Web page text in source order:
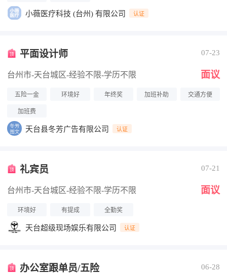
小薇医疗科技 (台州) 有限公司 认证
平面设计师 07-23
台州市-天台城区-经验不限-学历不限 面议
五险一金 环境好 年终奖 加班补助 交通方便
加班费
天台县冬芳广告有限公司 认证
礼宾员 07-21
台州市-天台城区-经验不限-学历不限 面议
环境好 有提成 全勤奖
天台超级现场娱乐有限公司 认证
办公室跟单员/五险 06-28